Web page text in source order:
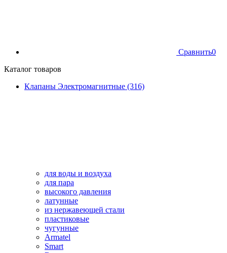
Сравнить0
Каталог товаров
Клапаны Электромагнитные (316)
для воды и воздуха
для пара
высокого давления
латунные
из нержавеющей стали
пластиковые
чугунные
Armatel
Smart